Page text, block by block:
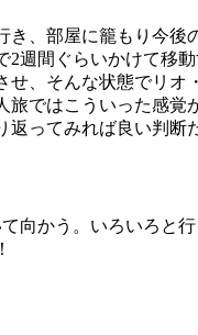
、部屋に籠もり今
週間ぐらいかけて移
せ、そんな状態でリオ
旅ではこういった感覚
ってみれば良い判断
向かう。いろいろと